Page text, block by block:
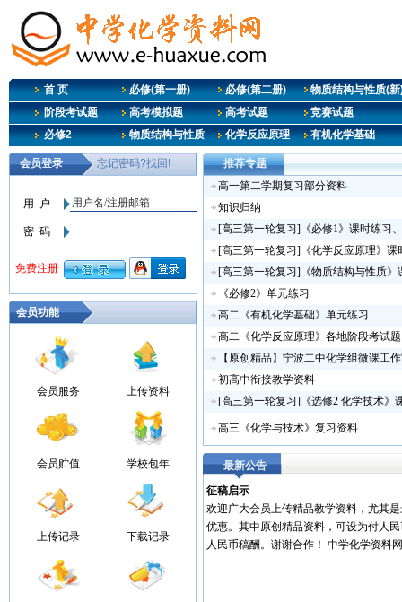
首 页 必修(第一册) 必修(第二册)
物质结构与性质(新
阶段考试题
高考模拟题 高考试题
竞赛试题
必修2
物质结构与性质 化学反应原理 有机化学基础
会员功能
会员服务 上传资料
会员贮值 学校包年
上传记录 下载记录
推荐专题
高一第二学期复习部分资料
知识归纳
[高三第一轮复习]《必修1》课时练习
[高三第一轮复习]《化学反应原理》课
[高三第一轮复习]《物质结构与性质》
《必修2》单元练习
高二《有机化学基础》单元练习
高二《化学反应原理》各地阶段考试题
【原创精品】宁波二中化学组微课工
初高中衔接教学资料
[高三第一轮复习]《选修2 化学技术》
高三《化学与技术》复习资料
最新公告
征稿启示
欢迎广大会员上传精品教学资料，尤其
优惠。其中原创精品资料，可设为付人
人民币稿酬。谢谢合作！ 中学化学资料